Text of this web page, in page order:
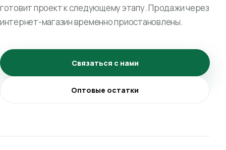
готовит проект к следующему этапу. Продажи через
интернет-магазин временно приостановлены.
Связаться с нами
Оптовые остатки